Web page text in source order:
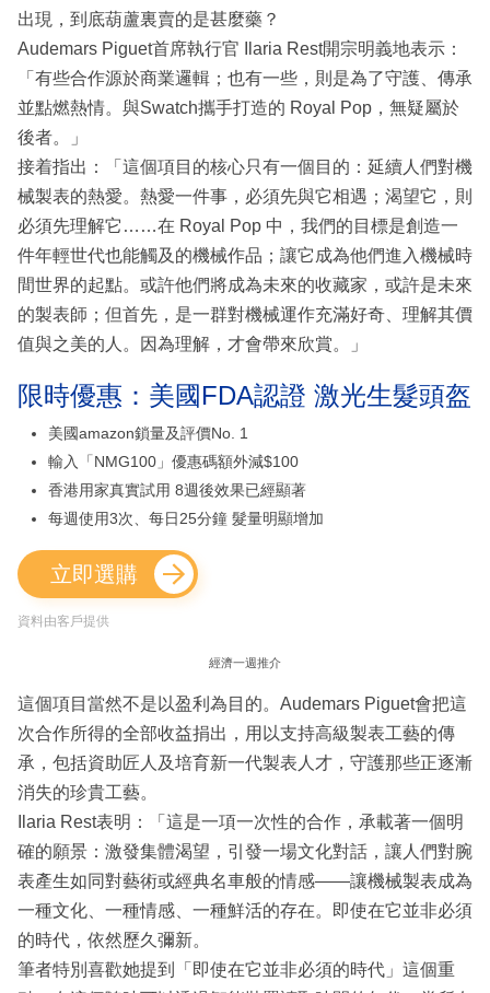
出現，到底葫蘆裏賣的是甚麼藥？
Audemars Piguet首席執行官 Ilaria Rest開宗明義地表示：
「有些合作源於商業邏輯；也有一些，則是為了守護、傳承
並點燃熱情。與Swatch攜手打造的 Royal Pop，無疑屬於
後者。」
接着指出：「這個項目的核心只有一個目的：延續人們對機
械製表的熱愛。熱愛一件事，必須先與它相遇；渴望它，則
必須先理解它……在 Royal Pop 中，我們的目標是創造一
件年輕世代也能觸及的機械作品；讓它成為他們進入機械時
間世界的起點。或許他們將成為未來的收藏家，或許是未來
的製表師；但首先，是一群對機械運作充滿好奇、理解其價
值與之美的人。因為理解，才會帶來欣賞。」
限時優惠：美國FDA認證 激光生髮頭盔
美國amazon鎖量及評價No. 1
輸入「NMG100」優惠碼額外減$100
香港用家真實試用 8週後效果已經顯著
每週使用3次、每日25分鐘 髮量明顯增加
立即選購
資料由客戶提供
經濟一週推介
這個項目當然不是以盈利為目的。Audemars Piguet會把這
次合作所得的全部收益捐出，用以支持高級製表工藝的傳
承，包括資助匠人及培育新一代製表人才，守護那些正逐漸
消失的珍貴工藝。
Ilaria Rest表明：「這是一項一次性的合作，承載著一個明
確的願景：激發集體渴望，引發一場文化對話，讓人們對腕
表產生如同對藝術或經典名車般的情感——讓機械製表成為
一種文化、一種情感、一種鮮活的存在。即使在它並非必須
的時代，依然歷久彌新。
筆者特別喜歡她提到「即使在它並非必須的時代」這個重